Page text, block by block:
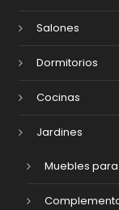
Salones
Dormitorios
Cocinas
Jardines
Muebles